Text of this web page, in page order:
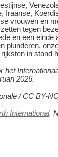
Iraanse,
vrouwen en
tegen
en een einde
plunderen,
in stand
het
2026.
/ CC BY-
International.